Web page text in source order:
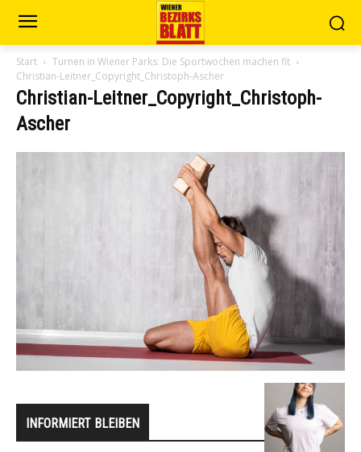
Start
Turnen in Wiener Parks: Die Sportwochen machen fit
Christian-Leitner_Copyright_Christoph-Ascher
Christian-Leitner_Copyright_Christoph-
Ascher
INFORMIERT BLEIBEN